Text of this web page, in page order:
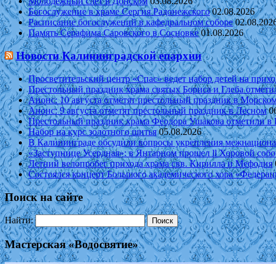
Богослужение в храме Сергия Радонежского 02.08.2026
Расписание богослужений в кафедральном соборе
Память Серафима Саровского в Сосновке 01.08.2026
Новости Калининградской епархии
Просветительский центр «Спас» ведет набор детей на
Престольный праздник храма святых Бориса и Глеба
Анонс: 10 августа отметят престольный праздник в
Анонс: 9 августа отметят престольный праздник в Лесном
Престольный праздник храма Феодора Ушакова отметили в
Набор на курс золотного шитья 05.08.2026
В Калининграде обсудили вопросы укрепления
«Заступнице Усердная»: в Янтарном прошел ll Хоровой
Летний велопробег прихода храма свв. Кирилла и Мефодия
Состоялся концерт Большого академического хора
Поиск на сайте
Найти:
Мастерская «Водосвятие»